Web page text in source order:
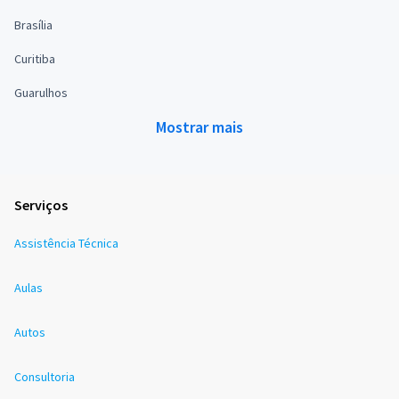
Brasília
Curitiba
Guarulhos
Mostrar mais
Serviços
Assistência Técnica
Aulas
Autos
Consultoria